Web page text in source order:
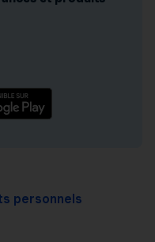
personnels